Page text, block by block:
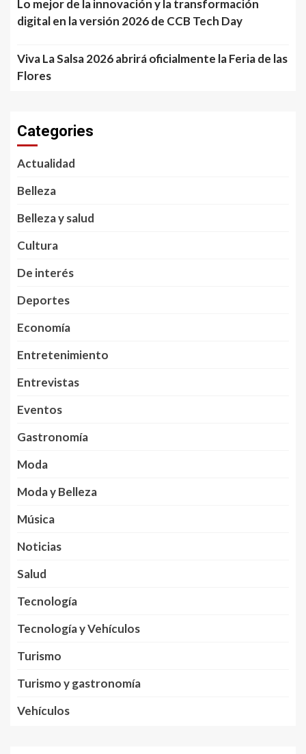
Lo mejor de la innovación y la transformación
digital en la versión 2026 de CCB Tech Day
Viva La Salsa 2026 abrirá oficialmente la Feria de las
Flores
Categories
Actualidad
Belleza
Belleza y salud
Cultura
De interés
Deportes
Economía
Entretenimiento
Entrevistas
Eventos
Gastronomía
Moda
Moda y Belleza
Música
Noticias
Salud
Tecnología
Tecnología y Vehículos
Turismo
Turismo y gastronomía
Vehículos